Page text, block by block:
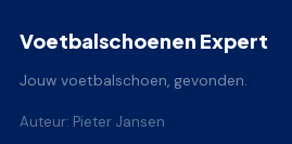
Voetbalschoenen Expert
Jouw voetbalschoen, gevonden.
Auteur: Pieter Jansen